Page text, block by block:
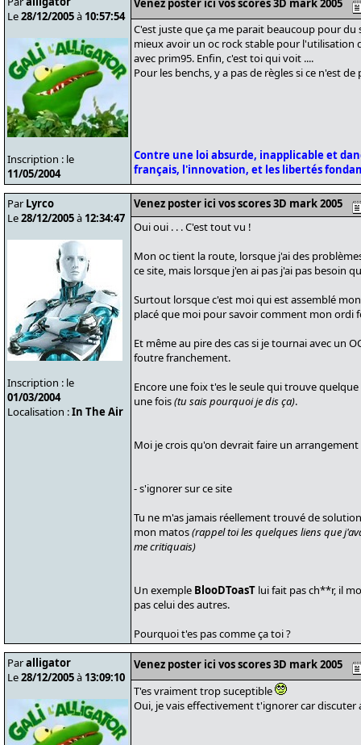
Le28/12/2005à 10:57:54
Inscription : le
11/05/2004
Venez poster ici vos scores 3D mark 2005
C'est juste que ça me parait beaucoup pour
mieux avoir un oc rock stable pour l'utilisation
avec prim95. Enfin, c'est toi qui voit ....
Pour les benchs, y a pas de règles si ce n'est
Contre une loi absurde, inapplicable et
français, l'innovation, et les libertés
Par Lyrco
Le28/12/2005à 12:34:47
Inscription : le
01/03/2004
Localisation :In The Air
Venez poster ici vos scores 3D mark 2005
Oui oui . . . C'est tout vu !
Mon oc tient la route, lorsque j'ai des
ce site, mais lorsque j'en ai pas j'ai pas besoin
Surtout lorsque c'est moi qui est assemblé
placé que moi pour savoir comment mon ordi
Et même au pire des cas si je tournai avec un
foutre franchement.
Encore une foix t'es le seule qui trouve
une fois(tu sais pourquoi je dis ça).
Moi je crois qu'on devrait faire un
- s'ignorer sur ce site
Tu ne m'as jamais réellement trouvé de
mon matos(rappel toi les quelques liens que
me critiquais)
Un exemple BlooDToasT lui fait pas ch**r, il
pas celui des autres.
Pourquoi t'es pas comme ça toi ?
Paralligator
Le28/12/2005à 13:09:10
Venez poster ici vos scores 3D mark 2005
T'es vraiment trop suceptible
Oui, je vais effectivement t'ignorer car